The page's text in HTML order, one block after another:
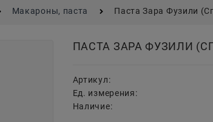
Макароны, паста Паста Зара Фузили
ПАСТА ЗАРА ФУЗИЛИ
Артикул:
Ед. измерения:
Наличие: